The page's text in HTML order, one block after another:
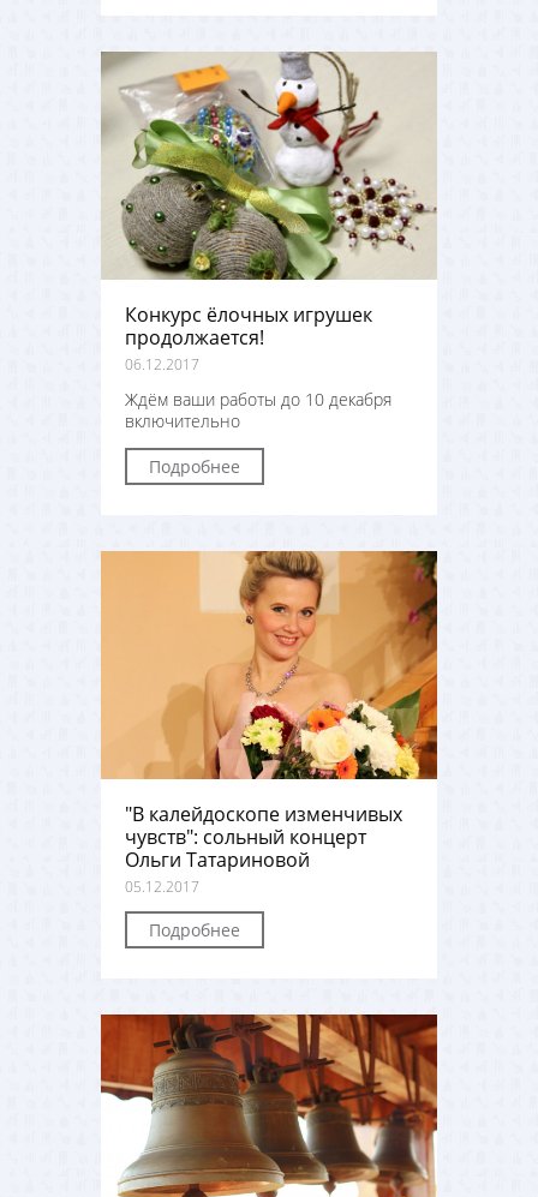
Конкурс ёлочных игрушек
продолжается!
06.12.2017
Ждём ваши работы до 10 декабря
включительно
Подробнее
"В калейдоскопе изменчивых
чувств": сольный концерт
Ольги Татариновой
05.12.2017
Подробнее